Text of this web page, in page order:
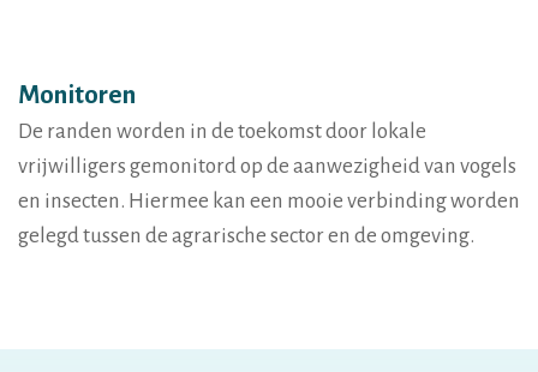
Monitoren
De randen worden in de toekomst door lokale
vrijwilligers gemonitord op de aanwezigheid van vogels
en insecten. Hiermee kan een mooie verbinding worden
gelegd tussen de agrarische sector en de omgeving.